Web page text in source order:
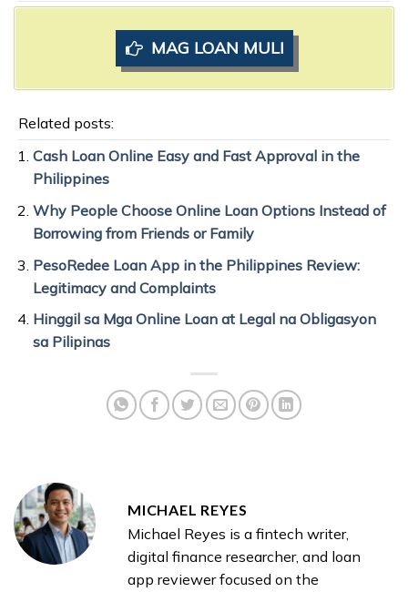
MAG LOAN MULI
Related posts:
Cash Loan Online Easy and Fast Approval in the
Philippines
Why People Choose Online Loan Options Instead of
Borrowing from Friends or Family
PesoRedee Loan App in the Philippines Review:
Legitimacy and Complaints
Hinggil sa Mga Online Loan at Legal na Obligasyon
sa Pilipinas
MICHAEL REYES
Michael Reyes is a fintech writer,
digital finance researcher, and loan
app reviewer focused on the